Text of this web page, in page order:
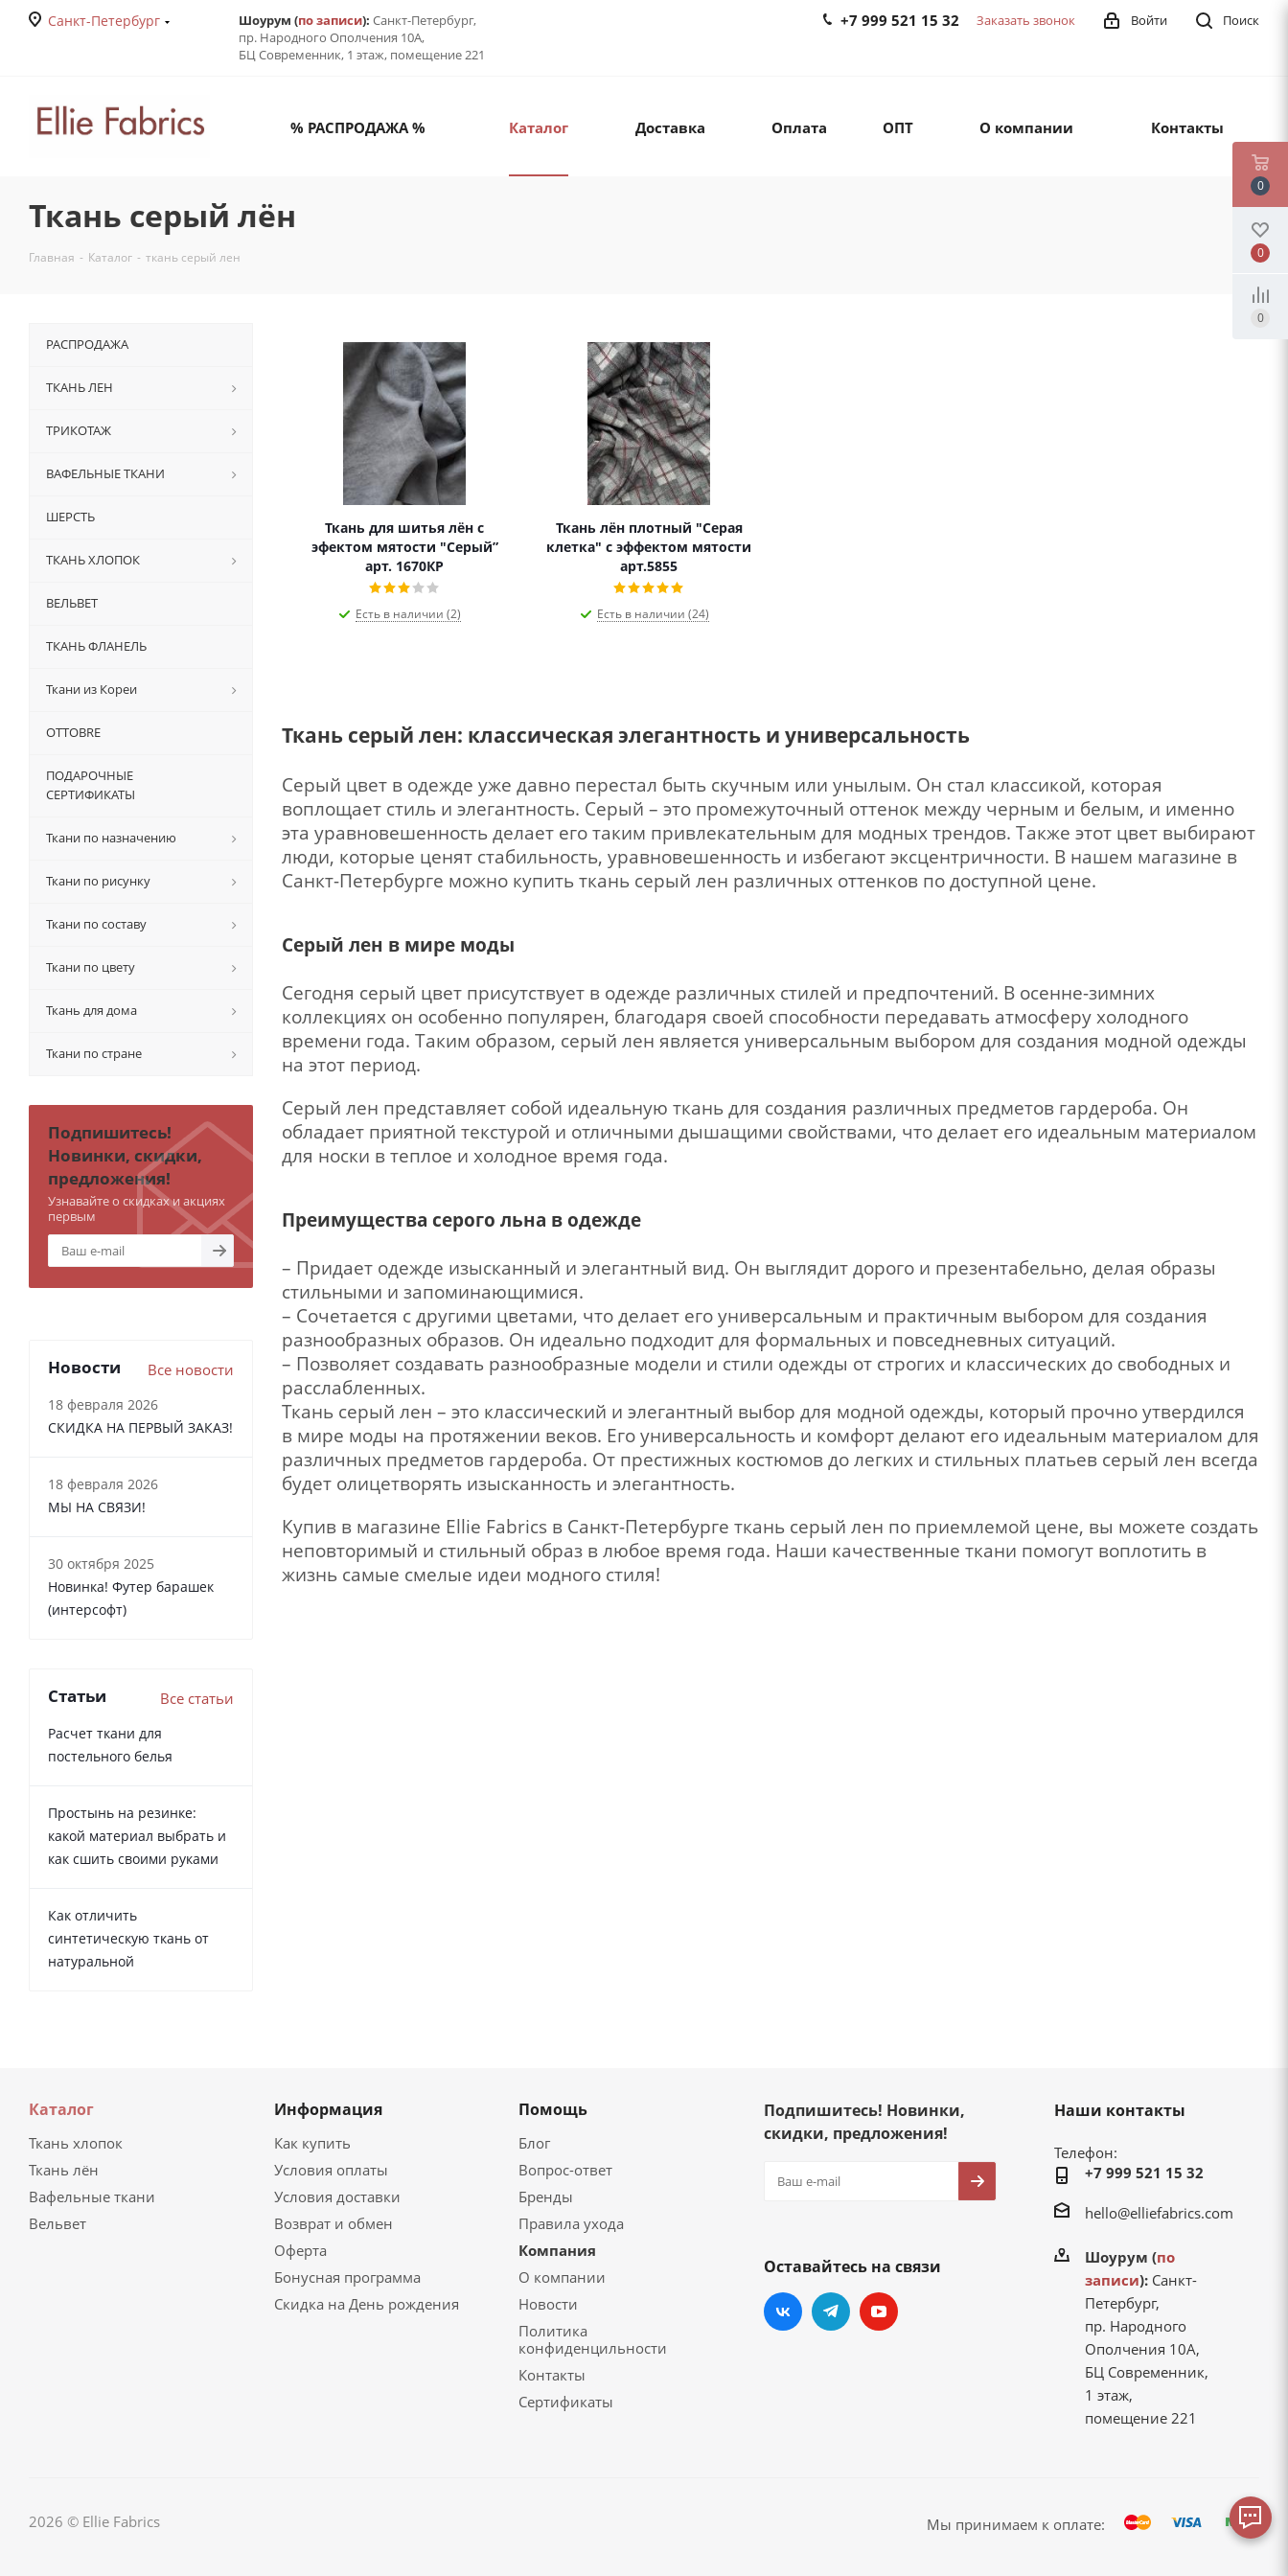
Санкт-Петербург Шоурум (по записи): Санкт-Петербург,
пр. Народного Ополчения 10А,
БЦ Современник, 1 этаж, помещение 221
Поиск
Войти
+7 999 521 15 32 Заказать звонок
% РАСПРОДАЖА % Каталог Доставка Оплата ОПТ О компании Контакты
Ткань серый лён
Главная - Каталог - ткань серый лен
Ткань для шитья лён с
эфектом мятости "Серый”
арт. 1670КР
Есть в наличии (2)
Ткань лён плотный "Серая
клетка" с эффектом мятости
арт.5855
Есть в наличии (24)
Ткань серый лен: классическая элегантность и универсальность
Серый цвет в одежде уже давно перестал быть скучным или унылым. Он стал классикой, которая
воплощает стиль и элегантность. Серый – это промежуточный оттенок между черным и белым, и именно
эта уравновешенность делает его таким привлекательным для модных трендов. Также этот цвет выбирают
люди, которые ценят стабильность, уравновешенность и избегают эксцентричности. В нашем магазине в
Санкт-Петербурге можно купить ткань серый лен различных оттенков по доступной цене.
Серый лен в мире моды
Сегодня серый цвет присутствует в одежде различных стилей и предпочтений. В осенне-зимних
коллекциях он особенно популярен, благодаря своей способности передавать атмосферу холодного
времени года. Таким образом, серый лен является универсальным выбором для создания модной одежды
на этот период.
Серый лен представляет собой идеальную ткань для создания различных предметов гардероба. Он
обладает приятной текстурой и отличными дышащими свойствами, что делает его идеальным материалом
для носки в теплое и холодное время года.
Преимущества серого льна в одежде
– Придает одежде изысканный и элегантный вид. Он выглядит дорого и презентабельно, делая образы
стильными и запоминающимися.
– Сочетается с другими цветами, что делает его универсальным и практичным выбором для создания
разнообразных образов. Он идеально подходит для формальных и повседневных ситуаций.
– Позволяет создавать разнообразные модели и стили одежды от строгих и классических до свободных и
расслабленных.
Ткань серый лен – это классический и элегантный выбор для модной одежды, который прочно утвердился
в мире моды на протяжении веков. Его универсальность и комфорт делают его идеальным материалом для
различных предметов гардероба. От престижных костюмов до легких и стильных платьев серый лен всегда
будет олицетворять изысканность и элегантность.
Купив в магазине Ellie Fabrics в Санкт-Петербурге ткань серый лен по приемлемой цене, вы можете создать
неповторимый и стильный образ в любое время года. Наши качественные ткани помогут воплотить в
жизнь самые смелые идеи модного стиля!
РАСПРОДАЖА
ТКАНЬ ЛЕН
ТРИКОТАЖ
ВАФЕЛЬНЫЕ ТКАНИ
ШЕРСТЬ
ТКАНЬ ХЛОПОК
ВЕЛЬВЕТ
ТКАНЬ ФЛАНЕЛЬ
Ткани из Кореи
OTTOBRE
ПОДАРОЧНЫЕ
СЕРТИФИКАТЫ
Ткани по назначению
Ткани по рисунку
Ткани по составу
Ткани по цвету
Ткань для дома
Ткани по стране
Подпишитесь!
Новинки, скидки,
предложения!
Узнавайте о скидках и акциях
первым
Новости Все новости
18 февраля 2026
СКИДКА НА ПЕРВЫЙ ЗАКАЗ!
18 февраля 2026
МЫ НА СВЯЗИ!
30 октября 2025
Новинка! Футер барашек
(интерсофт)
Статьи Все статьи
Расчет ткани для
постельного белья
Простынь на резинке:
какой материал выбрать и
как сшить своими руками
Как отличить
синтетическую ткань от
натуральной
Каталог
Ткань хлопок
Ткань лён
Вафельные ткани
Вельвет
Информация
Как купить
Условия оплаты
Условия доставки
Возврат и обмен
Оферта
Бонусная программа
Скидка на День рождения
Помощь
Блог
Вопрос-ответ
Бренды
Правила ухода
Компания
О компании
Новости
Политика
конфиденцильности
Контакты
Сертификаты
Подпишитесь! Новинки,
скидки, предложения!
Оставайтесь на связи
Наши контакты
Телефон:
+7 999 521 15 32
hello@elliefabrics.com
Шоурум (по
записи):Санкт-
Петербург,
пр. Народного
Ополчения 10А,
БЦ Современник,
1 этаж,
помещение 221
2026 © Ellie Fabrics Мы принимаем к оплате:
0
0
0